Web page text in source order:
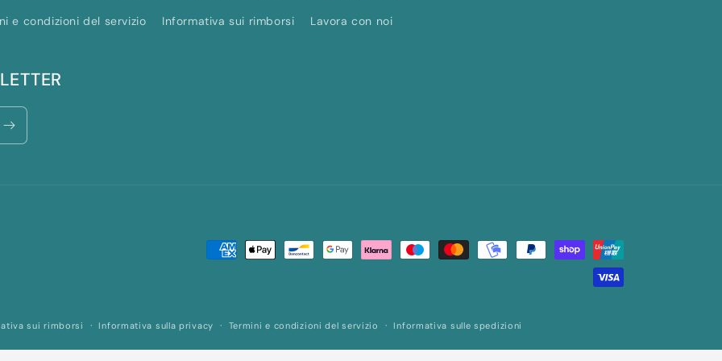
e condizioni del servizio
Informativa sui rimborsi Lavora con noi
Metodi
sui rimborsi Informativa sulla privacy Termini e condizioni del servizio Informativa sulle spedizioni